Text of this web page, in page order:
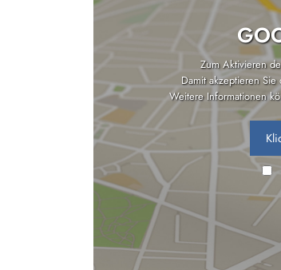
Zum Aktivieren
Damit akzeptieren
Weitere Informationen